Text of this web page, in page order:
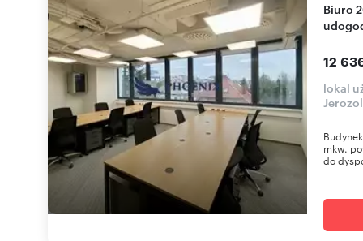
Biuro 208 m² w centrum Warszawy, pełne
12
lokal
mkw.
do